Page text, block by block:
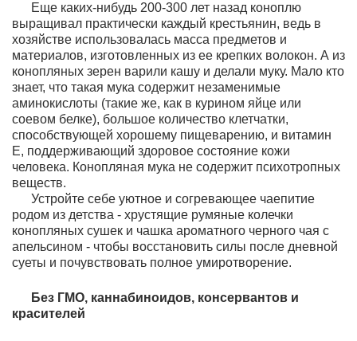
Еще каких-нибудь 200-300 лет назад коноплю
выращивал практически каждый крестьянин, ведь в
хозяйстве использовалась масса предметов и
материалов, изготовленных из ее крепких волокон. А из
конопляных зерен варили кашу и делали муку. Мало кто
знает, что такая мука содержит незаменимые
аминокислоты (такие же, как в курином яйце или
соевом белке), большое количество клетчатки,
способствующей хорошему пищеварению, и витамин
Е, поддерживающий здоровое состояние кожи
человека. Конопляная мука не содержит психотропных
веществ.
Устройте себе уютное и согревающее чаепитие
родом из детства - хрустящие румяные колечки
конопляных сушек и чашка ароматного черного чая с
апельсином - чтобы восстановить силы после дневной
суеты и почувствовать полное умиротворение.
Без ГМО, каннабиноидов, консервантов и
красителей